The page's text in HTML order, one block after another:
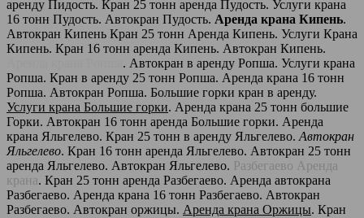
аренду Пидость. Кран 25 тонн аренда Пудость. Услуги крана
16 тонн Пудость. Автокран Пудость. Аренда крана Кипень.
Автокран Кипень Кран 25 тонн Аренда Кипень. Услуги Крана
Кипень. Кран 16 тонн аренда Кипень. Автокран Кипень.
. Автокран в аренду Ропша. Услуги крана
Ропша. Кран в аренду 25 тонн Ропша. Аренда крана 16 тонн
Ропша. Автокран Ропша. Большие горки кран в аренду.
Услуги крана Большие горки. Аренда крана 25 тонн большие
Горки. Автокран 16 тонн аренда Большие горки. Аренда
крана Яльгелево. Кран 25 тонн в аренду Яльгелево. Автокран
Яльгелево. Кран 16 тонн аренда Яльгелево. Автокран 25 тонн
аренда Яльгелево. Автокран Яльгелево. Разбегаево Аренда
крана. Кран 25 тонн аренда Разбегаево. Аренда автокрана
Разбегаево. Аренда крана 16 тонн Разбегаево. Автокран
Разбегаево. Автокран оржицы. Аренда крана Оржицы. Кран